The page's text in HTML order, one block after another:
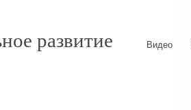
развитие Видео